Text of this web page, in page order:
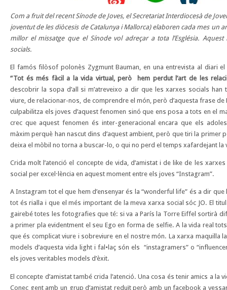
Com a fruit del recent Sínode de Joves, el Secretariat Interdiocesà de
joventut de les diòcesis de Catalunya i Mallorca) elaboren cada mes un
millor el missatge que el Sínode vol adreçar a tota l’Església.
socials.
El famós filòsof polonès Zygmunt Bauman, en una entrevista al diari el
“Tot és més fàcil a la vida virtual, però hem perdut l’art de les
descobrir la sopa d’all si m’atreveixo a dir que les xarxes socials
viure, de relacionar-nos, de comprendre el món, però d’aquesta frase de
culpabilitza els joves d’aquest fenomen sinó que ens posa a tots en el
crec que aquest fenomen és inter-generacional encara que els
màxim perquè han nascut dins d’aquest ambient, però que tiri la primer
deixa el mòbil no torna a buscar-lo, o qui no perd el temps xafardejant la
Crida molt l’atenció el concepte de vida, d’amistat i de like de les
social per excel·lència en aquest moment entre els joves “Instagram”.
A Instagram tot el que hem d’ensenyar és la “wonderful life” és a dir
tot és rialla i que el més important de la meva xarxa social sóc JO. El
gairebé totes les fotografies que té: si va a París la Torre Eiffel sortirà
a primer pla evidentment el seu Ego en forma de selfie. A la vida real
que és complicat viure i sobreviure en el nostre món. La xarxa maquilla
models d’aquesta vida light i fal•laç són els “instagramers” o
els joves veritables models d’èxit.
El concepte d’amistat també crida l’atenció. Una cosa és tenir amics a la
Conec gent amb un grup d’amistat reduït però amb un facebook a